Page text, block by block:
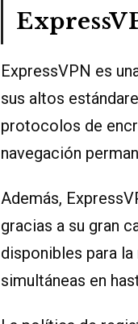
ExpressVPN es
sus altos
protocolos de
navegación
Además,
gracias a su gran
disponibles para
simultáneas en